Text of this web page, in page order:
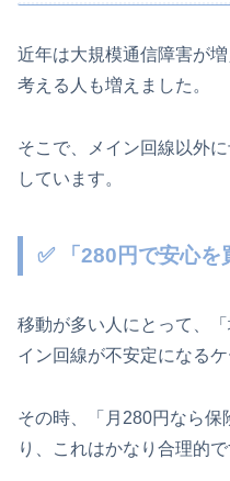
近年は大規模通信障害が
考える人も増えました。
そこで、メイン回線以外
しています。
✅ 「280円で安心を
移動が多い人にとって、
イン回線が不安定になるケ
その時、「月280円なら保
り、これはかなり合理的で